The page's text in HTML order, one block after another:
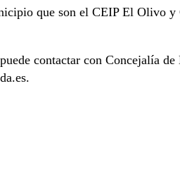
que son el CEIP El Olivo y
contactar con Concejalía
.